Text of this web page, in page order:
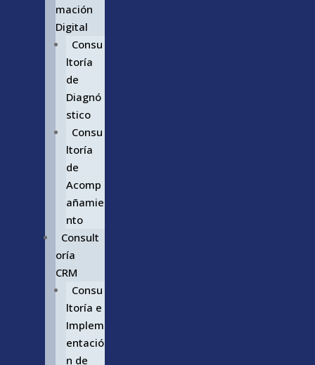
mación
Digital
Consu
ltoría
de
Diagnó
stico
Consu
ltoría
de
Acomp
añamie
nto
Consult
oría
CRM
Consu
ltoría e
Implem
entació
n de